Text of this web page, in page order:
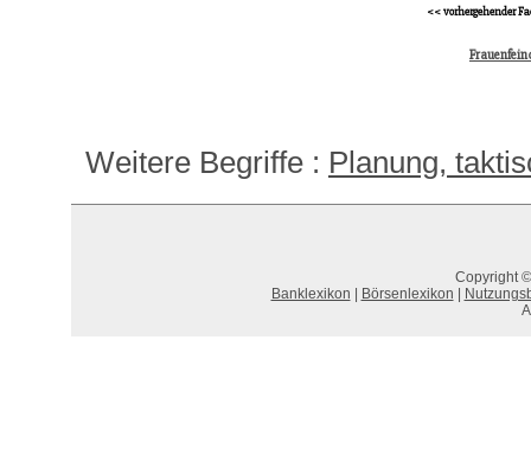
<< vorhergehender
Weitere Begriffe : Planung,
Copyright
Banklexikon
Börsenlexikon